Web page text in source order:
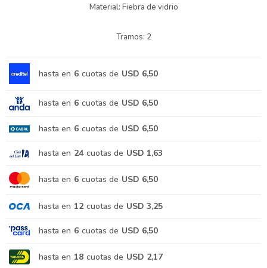
Material: Fiebra de vidrio
Tramos: 2
hasta en 6 cuotas de USD 6,50
hasta en 6 cuotas de USD 6,50
hasta en 6 cuotas de USD 6,50
hasta en 24 cuotas de USD 1,63
hasta en 6 cuotas de USD 6,50
hasta en 12 cuotas de USD 3,25
hasta en 6 cuotas de USD 6,50
hasta en 18 cuotas de USD 2,17